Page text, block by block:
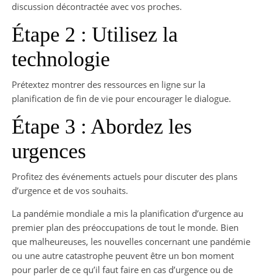
discussion décontractée avec vos proches.
Étape 2 : Utilisez la
technologie
Prétextez montrer des ressources en ligne sur la
planification de fin de vie pour encourager le dialogue.
Étape 3 : Abordez les
urgences
Profitez des événements actuels pour discuter des plans
d’urgence et de vos souhaits.
La pandémie mondiale a mis la planification d’urgence au
premier plan des préoccupations de tout le monde. Bien
que malheureuses, les nouvelles concernant une pandémie
ou une autre catastrophe peuvent être un bon moment
pour parler de ce qu’il faut faire en cas d’urgence ou de